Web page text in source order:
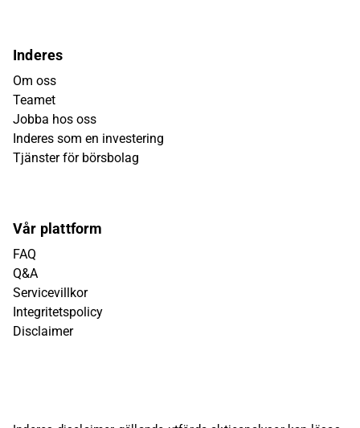
Inderes
Om oss
Teamet
Jobba hos oss
Inderes som en investering
Tjänster för börsbolag
Vår plattform
FAQ
Q&A
Servicevillkor
Integritetspolicy
Disclaimer